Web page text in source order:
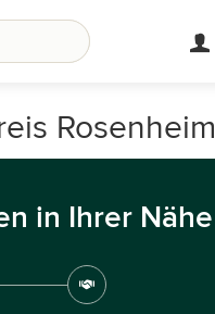
Rosenheim
in Ihrer Nähe